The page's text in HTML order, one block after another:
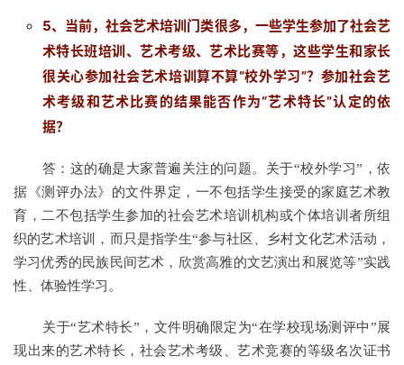
5、当前，社会艺术培训门类很多，一些学生参加了社会艺
术特长班培训、艺术考级、艺术比赛等，这些学生和家长
很关心参加社会艺术培训算不算“校外学习”？参加社会艺
术考级和艺术比赛的结果能否作为“艺术特长”认定的依
据？
答：这的确是大家普遍关注的问题。关于“校外学习”，依
据《测评办法》的文件界定，一不包括学生接受的家庭艺术教
育，二不包括学生参加的社会艺术培训机构或个体培训者所组
织的艺术培训，而只是指学生“参与社区、乡村文化艺术活动，
学习优秀的民族民间艺术，欣赏高雅的文艺演出和展览等”实践
性、体验性学习。
关于“艺术特长”，文件明确限定为“在学校现场测评中”展
现出来的艺术特长，社会艺术考级、艺术竞赛的等级名次证书